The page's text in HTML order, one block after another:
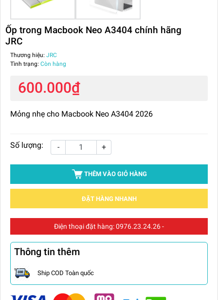
Ốp trong Macbook Neo A3404 chính hãng
JRC
Thương hiệu: JRC
Tình trạng: Còn hàng
600.000₫
Mỏng nhẹ cho Macbook Neo A3404 2026
Số lượng: - +
THÊM VÀO GIỎ HÀNG
ĐẶT HÀNG NHANH
Điện thoại đặt hàng:0976.23.24.26-
Thông tin thêm
Ship COD Toàn quốc